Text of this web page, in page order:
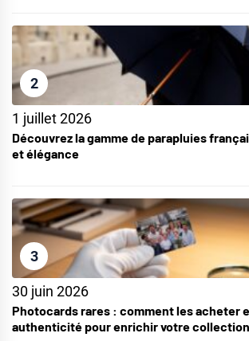
2
1 juillet 2026
Découvrez la gamme de parapluies
et élégance
3
30 juin 2026
Photocards rares : comment les acheter
authenticité pour enrichir votre collection